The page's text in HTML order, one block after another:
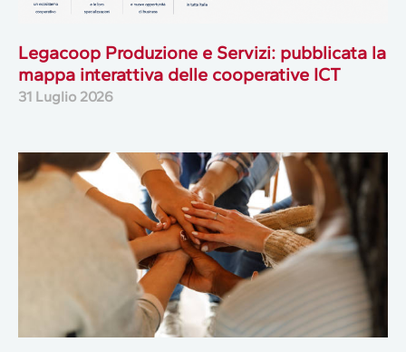
Legacoop Produzione e Servizi: pubblicata la
mappa interattiva delle cooperative ICT
31 Luglio 2026